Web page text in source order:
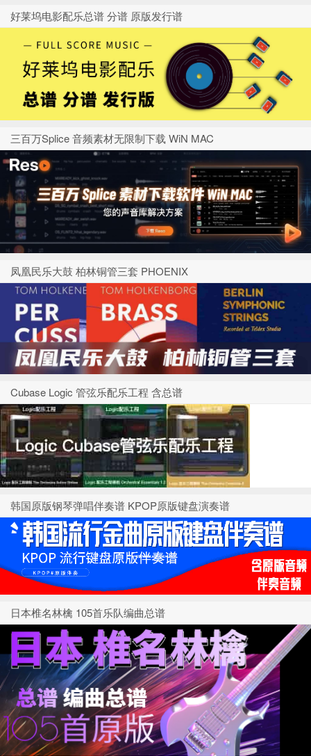
好莱坞电影配乐总谱 分谱 原版发行谱
三百万Splice 音频素材无限制下载 WiN MAC
凤凰民乐大鼓 柏林铜管三套 PHOENIX
Cubase Logic 管弦乐配乐工程 含总谱
韩国原版钢琴弹唱伴奏谱 KPOP原版键盘演奏谱
日本椎名林檎 105首乐队编曲总谱